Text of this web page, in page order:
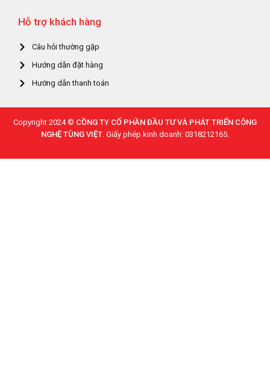
Hỗ trợ khách hàng
Câu hỏi thường gặp
Hướng dẫn đặt hàng
Hướng dẫn thanh toán
Copyright 2024 © CỒNG TY CỔ PHẦN ĐẦU TƯ VÀ PHÁT TRIỂN CÔNG
NGHỆ TÙNG VIỆT . Giấy phép kinh doanh: 0318212165.